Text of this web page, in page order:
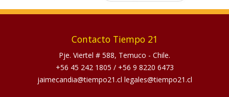
Contacto Tiempo 21
Pje. Viertel # 588, Temuco - Chile.
+56 45 242 1805 / +56 9 8220 6473
jaimecandia@tiempo21.cl legales@tiempo21.cl